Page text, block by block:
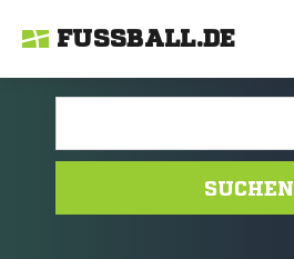
FUSSBALL.DE
SUCHEN